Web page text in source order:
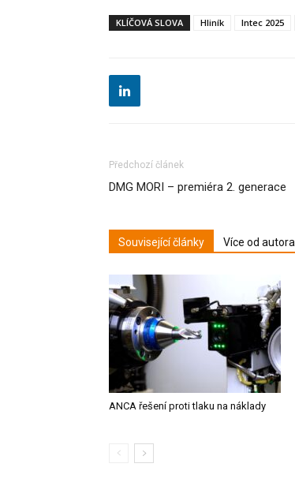
KLÍČOVÁ SLOVA Hliník Intec 2025
Předchozí článek
DMG MORI – premiéra 2. generace
Související články Více od autora
ANCA řešení proti tlaku na náklady